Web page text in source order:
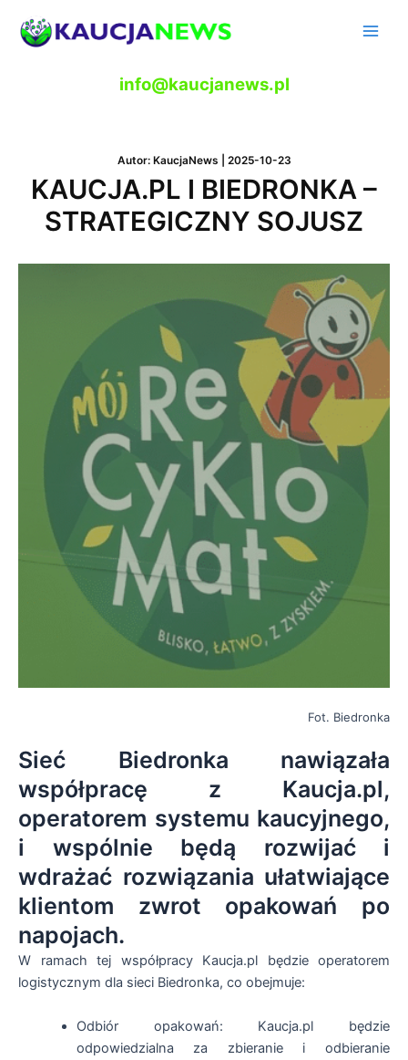
info@kaucjanews.pl
Autor: KaucjaNews 2025-10-23
KAUCJA.PL I BIEDRONKA –
STRATEGICZNY SOJUSZ
Fot. Biedronka
Sieć Biedronka nawiązała
współpracę z Kaucja.pl,
operatorem systemu kaucyjnego,
i wspólnie będą rozwijać i
wdrażać rozwiązania ułatwiające
klientom zwrot opakowań po
napojach.
W ramach tej współpracy Kaucja.pl będzie operatorem
logistycznym dla sieci Biedronka, co obejmuje:
Odbiór opakowań: Kaucja.pl będzie
odpowiedzialna za zbieranie i odbieranie